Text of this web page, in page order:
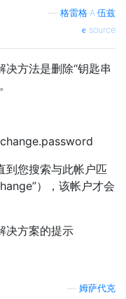
格雷格·A·伍兹
source
方法是删除“钥匙串
到您搜索与此帐户匹
），该帐户才会
决方案的提示
姆萨代克